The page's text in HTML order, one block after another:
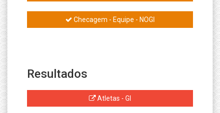
Checagem - Equipe - NOGI
Resultados
Atletas - GI